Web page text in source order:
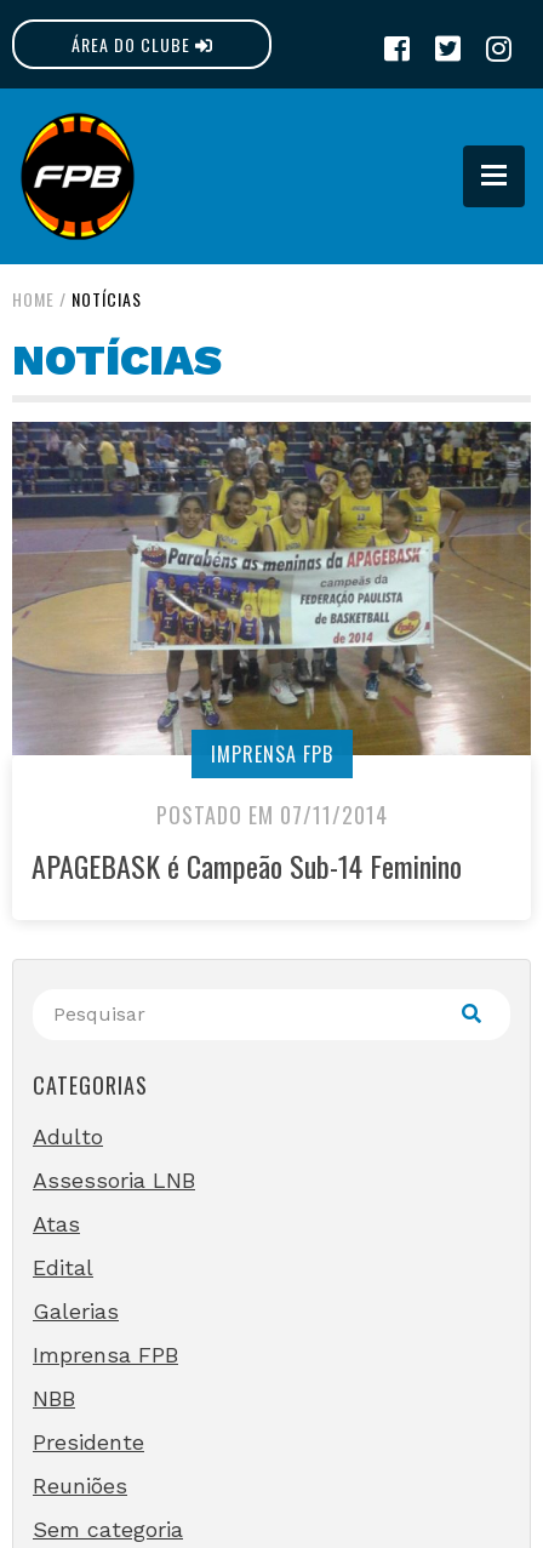
ÁREA DO CLUBE
FPB
HOME / NOTÍCIAS
NOTÍCIAS
IMPRENSA FPB
POSTADO EM 07/11/2014
APAGEBASK é Campeão Sub-14 Feminino
CATEGORIAS
Adulto
Assessoria LNB
Atas
Edital
Galerias
Imprensa FPB
NBB
Presidente
Reuniões
Sem categoria